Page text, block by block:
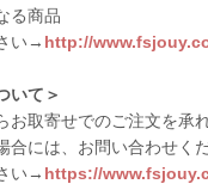
る商品
い→ http://
いて＞
取寄せでのご注文を承
には、お問い合わせくだ
い→ https://